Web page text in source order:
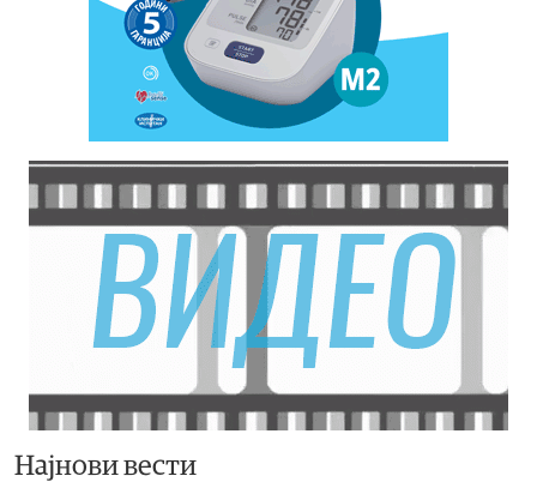
Најнови вести